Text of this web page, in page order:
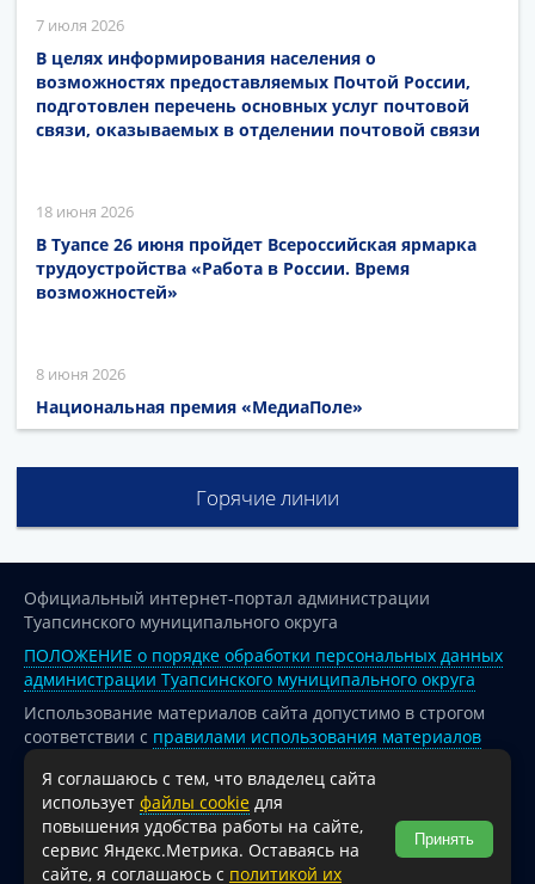
7 июля 2026
В целях информирования населения о
возможностях предоставляемых Почтой России,
подготовлен перечень основных услуг почтовой
связи, оказываемых в отделении почтовой связи
18 июня 2026
В Туапсе 26 июня пройдет Всероссийская ярмарка
трудоустройства «Работа в России. Время
возможностей»
8 июня 2026
Национальная премия «МедиаПоле»
Горячие линии
Официальный интернет-портал администрации
Туапсинского муниципального округа
ПОЛОЖЕНИЕ о порядке обработки персональных данных
администрации Туапсинского муниципального округа
Использование материалов сайта допустимо в строгом
соответствии с правилами использования материалов
опубликованных на сайте
При перепечатке и использовании информации ссылка
на источник обязательна.
Для сайтов и страниц сети Интернет обязательна
активная гиперссылка на официальный интернет-портал
Я соглашаюсь с тем, что владелец сайта
использует файлы cookie для
повышения удобства работы на сайте,
сервис Яндекс.Метрика. Оставаясь на
сайте, я соглашаюсь с политикой их
Принять